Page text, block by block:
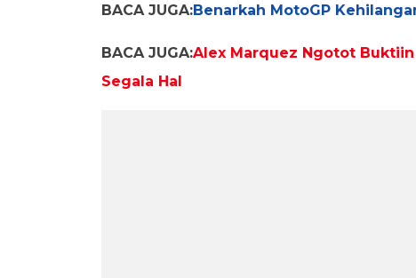
BACA JUGA:Benarkah MotoGP
BACA JUGA:Alex Marquez Ngotot
Segala Hal